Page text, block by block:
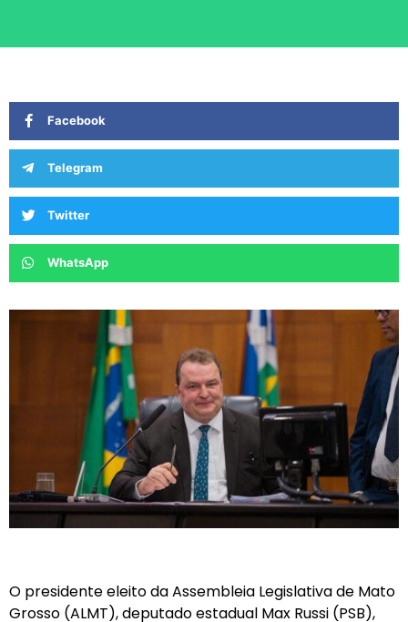
Facebook
Telegram
Twitter
WhatsApp
O presidente eleito da Assembleia Legislativa de Mato
Grosso (ALMT), deputado estadual Max Russi (PSB),